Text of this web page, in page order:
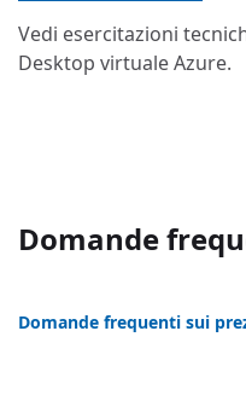
Vedi esercitazioni
Desktop virtuale Azure.
Domande
Domande frequenti sui